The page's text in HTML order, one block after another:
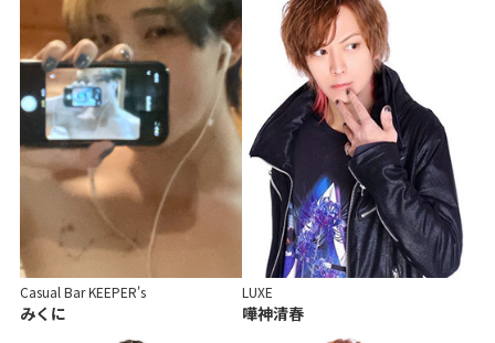
Casual Bar KEEPER's
みくに
LUXE
嘩神清春